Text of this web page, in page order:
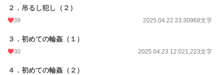
２．吊るし犯し（２）
39 2025.04.22 23:30968文字
３．初めての輪姦（１）
30 2025.04.23 12:021,223文字
４．初めての輪姦（２）